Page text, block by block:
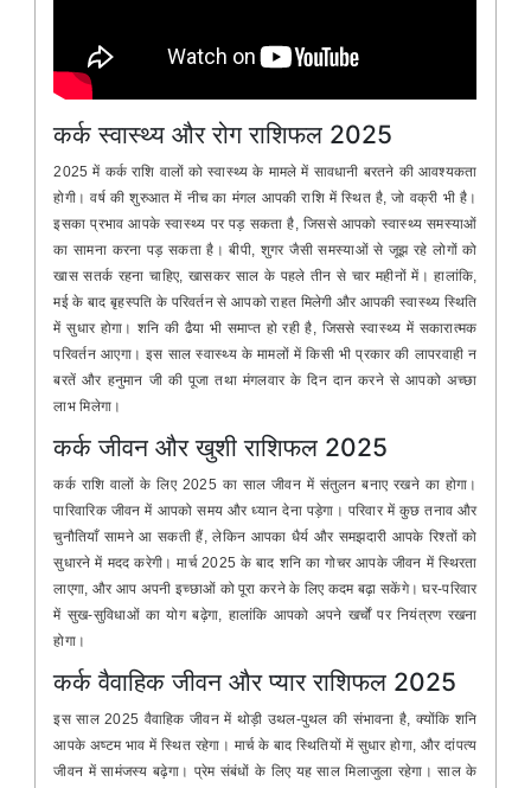
कर्क स्वास्थ्य और रोग राशिफल 2025
2025 में कर्क राशि वालों को स्वास्थ्य के मामले में सावधानी बरतने की आवश्यकता
होगी। वर्ष की शुरुआत में नीच का मंगल आपकी राशि में स्थित है, जो वक्री भी है।
इसका प्रभाव आपके स्वास्थ्य पर पड़ सकता है, जिससे आपको स्वास्थ्य समस्याओं
का सामना करना पड़ सकता है। बीपी, शुगर जैसी समस्याओं से जूझ रहे लोगों को
खास सतर्क रहना चाहिए, खासकर साल के पहले तीन से चार महीनों में। हालांकि,
मई के बाद बृहस्पति के परिवर्तन से आपको राहत मिलेगी और आपकी स्वास्थ्य स्थिति
में सुधार होगा। शनि की ढैया भी समाप्त हो रही है, जिससे स्वास्थ्य में सकारात्मक
परिवर्तन आएगा। इस साल स्वास्थ्य के मामलों में किसी भी प्रकार की लापरवाही न
बरतें और हनुमान जी की पूजा तथा मंगलवार के दिन दान करने से आपको अच्छा
लाभ मिलेगा।
कर्क जीवन और खुशी राशिफल 2025
कर्क राशि वालों के लिए 2025 का साल जीवन में संतुलन बनाए रखने का होगा।
पारिवारिक जीवन में आपको समय और ध्यान देना पड़ेगा। परिवार में कुछ तनाव और
चुनौतियाँ सामने आ सकती हैं, लेकिन आपका धैर्य और समझदारी आपके रिश्तों को
सुधारने में मदद करेगी। मार्च 2025 के बाद शनि का गोचर आपके जीवन में स्थिरता
लाएगा, और आप अपनी इच्छाओं को पूरा करने के लिए कदम बढ़ा सकेंगे। घर-परिवार
में सुख-सुविधाओं का योग बढ़ेगा, हालांकि आपको अपने खर्चों पर नियंत्रण रखना
होगा।
कर्क वैवाहिक जीवन और प्यार राशिफल 2025
इस साल 2025 वैवाहिक जीवन में थोड़ी उथल-पुथल की संभावना है, क्योंकि शनि
आपके अष्टम भाव में स्थित रहेगा। मार्च के बाद स्थितियों में सुधार होगा, और दांपत्य
जीवन में सामंजस्य बढ़ेगा। प्रेम संबंधों के लिए यह साल मिलाजुला रहेगा। साल के